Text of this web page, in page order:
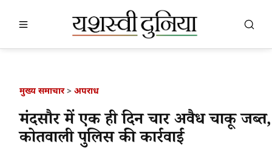
मुख्य समाचार> अपराध
मंदसौर में एक ही दिन चार अवैध चाकू जब्त,
कोतवाली पुलिस की कार्रवाई